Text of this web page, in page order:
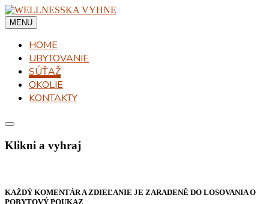
Skip
to
content
MENU
HOME
UBYTOVANIE
SÚŤAŽ
OKOLIE
KONTAKTY
Klikni a vyhraj
KAŽDÝ KOMENTÁR A ZDIEĽANIE JE ZARADENĚ DO LOSOVANIA O
POBYTOVÝ POUKAZ